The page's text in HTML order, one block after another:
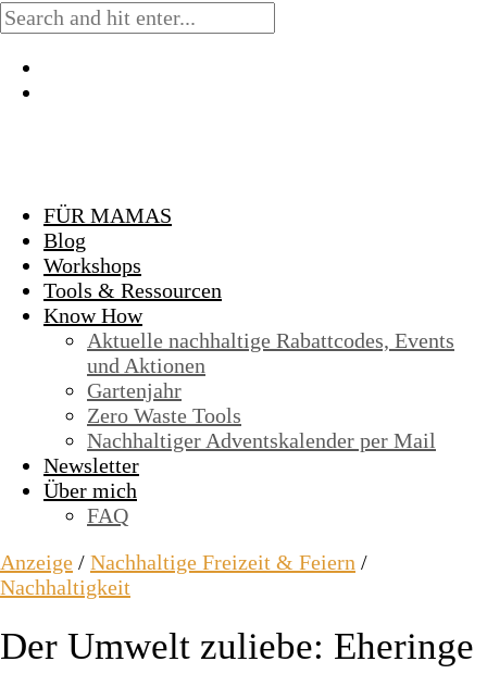
FÜR MAMAS
Blog
Workshops
Tools & Ressourcen
Know How
Aktuelle nachhaltige Rabattcodes, Events
und Aktionen
Gartenjahr
Zero Waste Tools
Nachhaltiger Adventskalender per Mail
Newsletter
Über mich
FAQ
Anzeige / Nachhaltige Freizeit & Feiern /
Nachhaltigkeit
Der Umwelt zuliebe: Eheringe